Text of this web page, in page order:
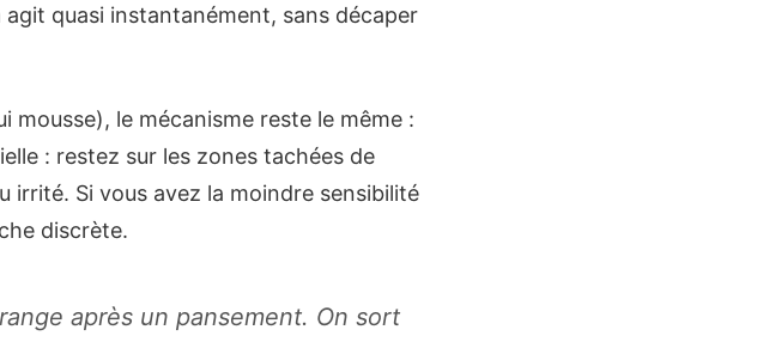
quasi instantanément, sans décaper
mousse), le mécanisme reste le même :
: restez sur les zones tachées de
irrité. Si vous avez la moindre sensibilité
discrète.
après un pansement. On sort